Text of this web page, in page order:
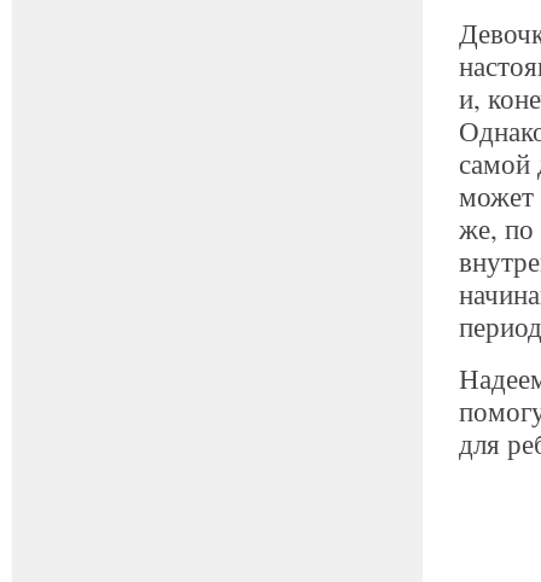
и,
самой
может
же, по
для